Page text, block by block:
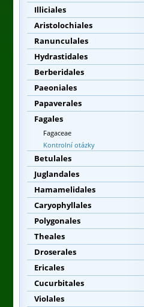
Illiciales
Aristolochiales
Ranunculales
Hydrastidales
Berberidales
Paeoniales
Papaverales
Fagales
Fagaceae
Kontrolní otázky
Betulales
Juglandales
Hamamelidales
Caryophyllales
Polygonales
Theales
Droserales
Ericales
Cucurbitales
Violales